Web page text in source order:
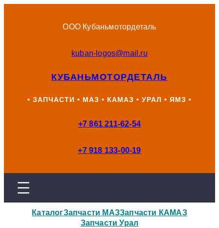
ООО Кубаньмотордеталь
kuban-logos@mail.ru
КУБАНЬМОТОРДЕТАЛЬ
• ЗАПЧАСТИ • МАЗ • КАМАЗ • УРАЛ • ЯМЗ •
+7 861 211-62-54
+7 918 133-00-19
КаталогЗапчасти МАЗЗапчасти КАМАЗ
Запчасти Урал